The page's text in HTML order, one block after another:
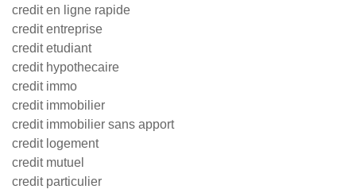
credit en ligne rapide
credit entreprise
credit etudiant
credit hypothecaire
credit immo
credit immobilier
credit immobilier sans apport
credit logement
credit mutuel
credit particulier